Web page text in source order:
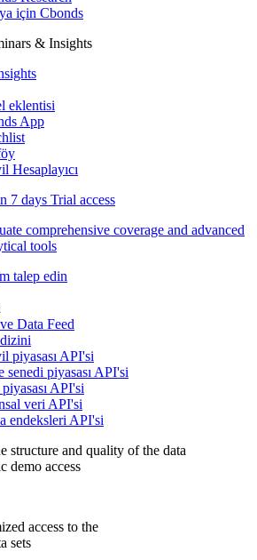
için Cbonds
& Insights
eklentisi
App
Hesaplayıcı
7 days Trial access
comprehensive coverage and advanced
tools
talep edin
Data Feed
piyasası API'si
senedi piyasası API'si
API'si
veri API'si
endeksleri API'si
structure and quality of the data
demo access
access to the
sets